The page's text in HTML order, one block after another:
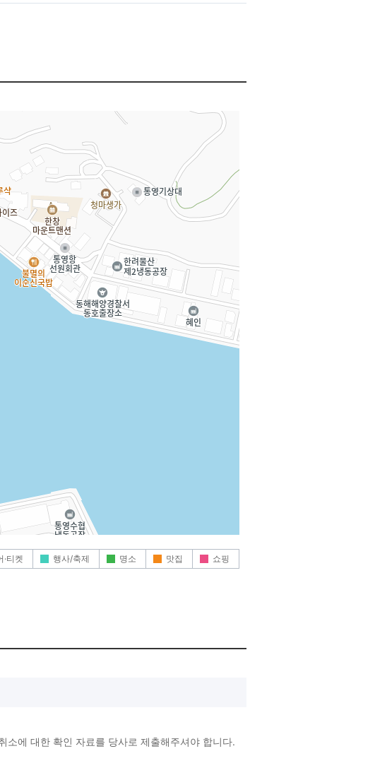
·티켓 행사/축제 명소 맛집 쇼핑
소에 대한 확인 자료를 당사로 제출해주셔야 합니다.